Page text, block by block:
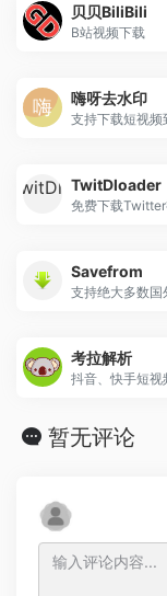
贝贝BiliBili
B站视频下载
嗨呀去水印
支持下载短视频
TwitDloader
免费下载Twitter
Savefrom
支持绝大多数国
考拉解析
抖音、快手短视
暂无评论